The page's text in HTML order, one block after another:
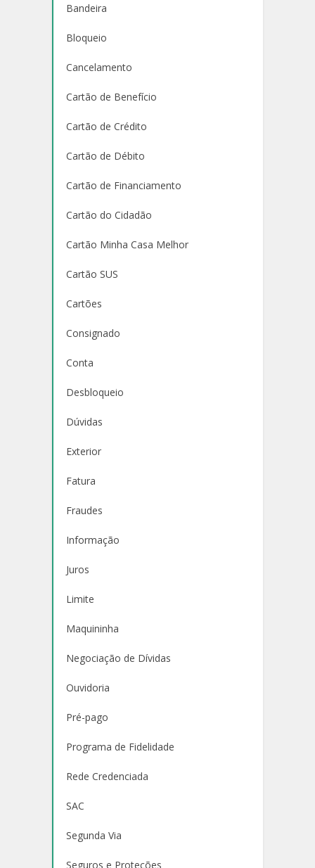
Bandeira
Bloqueio
Cancelamento
Cartão de Benefício
Cartão de Crédito
Cartão de Débito
Cartão de Financiamento
Cartão do Cidadão
Cartão Minha Casa Melhor
Cartão SUS
Cartões
Consignado
Conta
Desbloqueio
Dúvidas
Exterior
Fatura
Fraudes
Informação
Juros
Limite
Maquininha
Negociação de Dívidas
Ouvidoria
Pré-pago
Programa de Fidelidade
Rede Credenciada
SAC
Segunda Via
Seguros e Proteções